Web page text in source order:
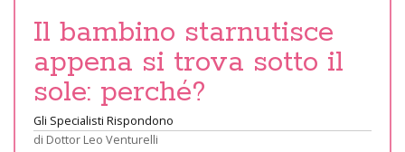
Il bambino starnutisce
appena si trova sotto il
sole: perché?
Gli Specialisti Rispondono
di Dottor Leo Venturelli